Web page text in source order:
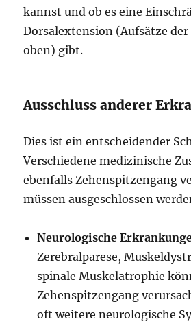
kannst und ob es eine
Dorsalextension (Aufsätze
oben) gibt.
Ausschluss anderer
Dies ist ein entscheidender
Verschiedene medizinische
ebenfalls Zehenspitzengang
müssen ausgeschlossen
Neurologische
Zerebralparese,
spinale Muskelatrophie
Zehenspitzengang
oft weitere neurologische